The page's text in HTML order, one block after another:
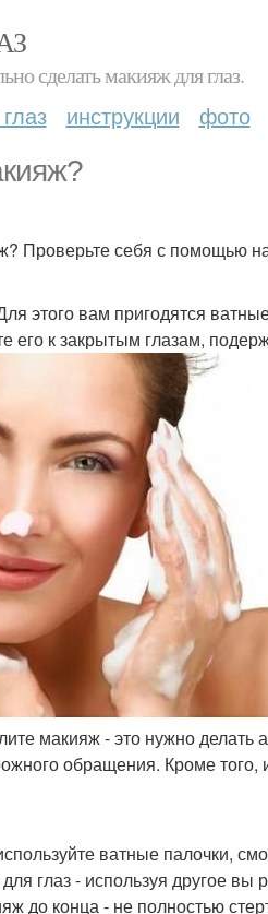
сделать макияж для глаз.
инструкции фото
Проверьте себя с помощью
этого вам пригодятся
его к закрытым глазам,
макияж - это нужно делать
обращения. Кроме того,
ватные палочки,
глаз - используя другое вы
до конца - не полностью